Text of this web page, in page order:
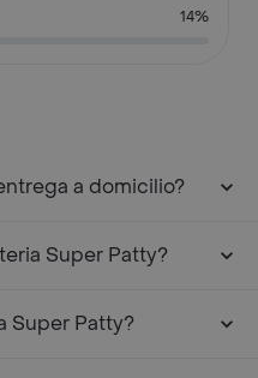
14%
a domicilio?
Super Patty?
Super Patty?